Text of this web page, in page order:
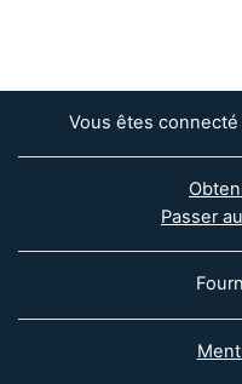
Vous êtes
Passer